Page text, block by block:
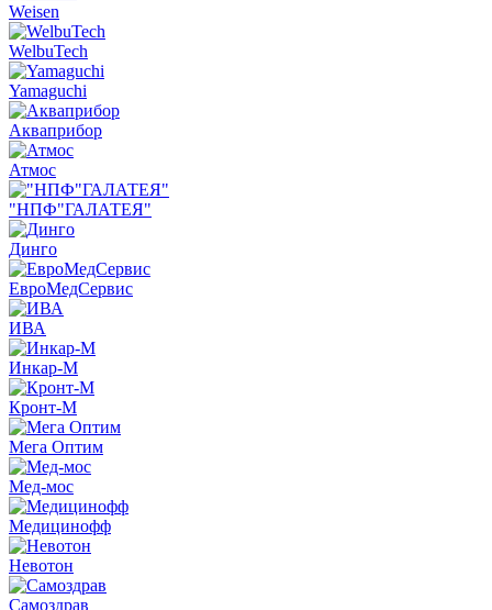
Weisen
WelbuTech
Yamaguchi
Акваприбор
Атмос
"НПФ"ГАЛАТЕЯ"
Динго
ЕвроМедСервис
ИВА
Инкар-М
Кронт-М
Мега Оптим
Мед-мос
Медицинофф
Невотон
Самоздрав